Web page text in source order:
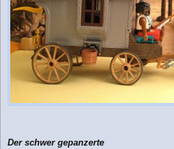
Der schwer gepanzerte